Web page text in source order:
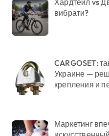
вибрати?
CARGOSET:
Украине —
крепления и
Маркетинг